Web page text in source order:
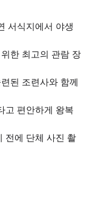
서식지에서 야생
한 최고의 관람 장
된 조련사와 함께
고 편안하게 왕복
전에 단체 사진 촬